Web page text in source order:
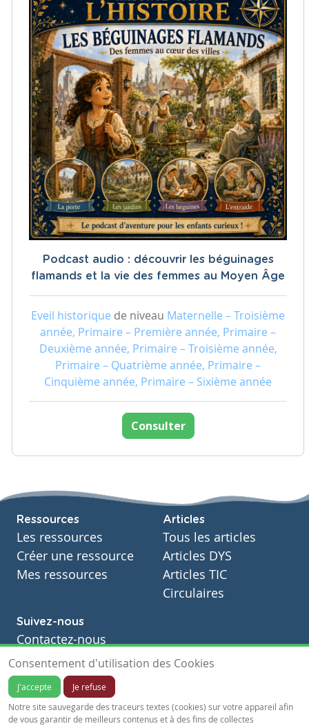
Podcast audio : découvrir les béguinages
flamands et la vie des femmes au Moyen Âge
Eveil historique de niveau Maternelle – Troisième
année, Primaire – Première année, Primaire –
Deuxième année, Primaire – Troisième année,
Primaire – Quatrième année, Primaire –
Cinquième année, Primaire – Sixième année
Consulter
Ressources
Les ressources
Créer une ressource
Mes ressources
Articles
Tous les articles
Articles DYS
Articles TIC
Circulaires
Suivez-nous
Contactez-nous
Soutien scolaire
Notre page Facebook
S'inscrire à notre newsletter
Consentement d'utilisation des Cookies
J'accepte
Je refuse
Notre site sauvegarde des traceurs textes (cookies) sur votre appareil afin
de vous garantir de meilleurs contenus et à des fins de collectes